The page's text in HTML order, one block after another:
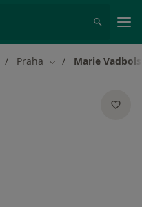
Praha Změna města
Marie